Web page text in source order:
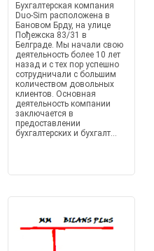
Бухгалтерская компания
Duo-Sim расположена в
Бановом Брду, на улице
Пођежска 83/31 в
Белграде. Мы начали свою
деятельность более 10 лет
назад и с тех пор успешно
сотрудничали с большим
количеством довольных
клиентов. Основная
деятельность компании
заключается в
предоставлении
бухгалтерских и бухгалт...